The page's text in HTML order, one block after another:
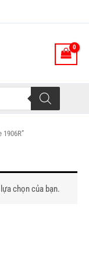
chọn của bạn.